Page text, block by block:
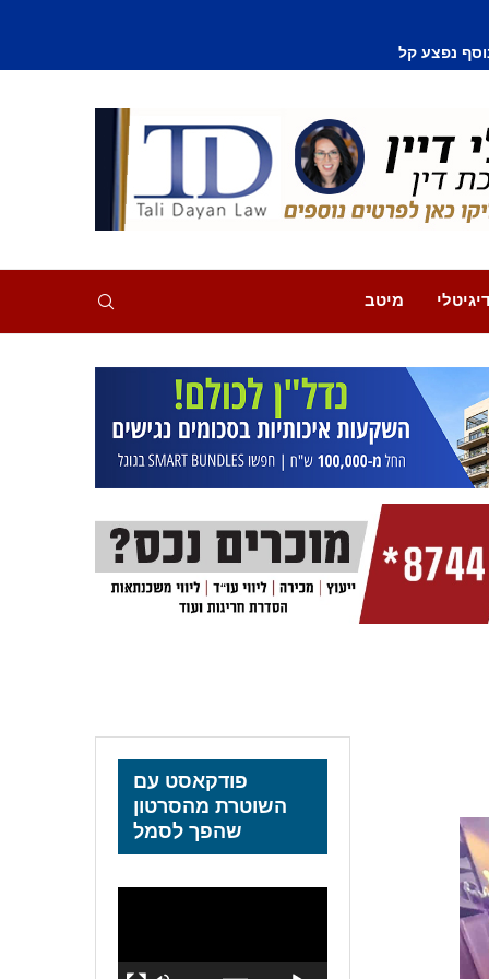
נפצע קל
מיטב
פודקאסט עם
השוטרת מהסרטון
שהפך לסמל